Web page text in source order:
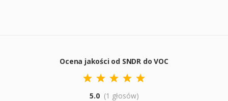
Ocena jakości od SNDR do VOC
5.0 (1 głosów)